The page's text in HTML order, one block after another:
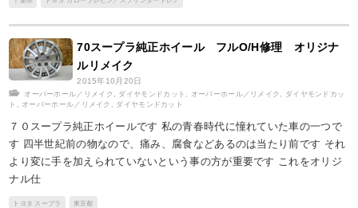
70スープラ純正ホイール フルO/H修理 オリジナ
ルリメイク
2015年10月20日
オーバーホール／リメイク , ダイヤモンドカット , オーバーホール／リメイク , ダイヤモンドカッ
ト , オーバーホール／リメイク , ダイヤモンドカット
７０スープラ純正ホイールです 私の青春時代に憧れていた車の一つで
す 四半世紀前の物なので、痛み、腐食などあるのは当たり前です それ
より変に手を加えられていないという事の方が重要です これをオリジ
ナル仕
トヨタ スープラ 東京都